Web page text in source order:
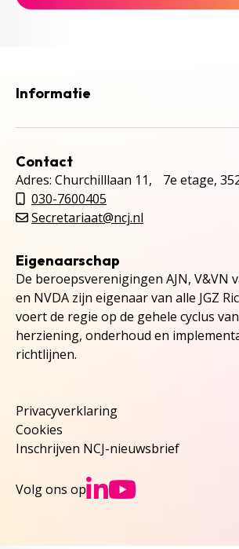
Informatie
Contact
Adres: Churchilllaan 11, 7e etage,
030-7600405
Secretariaat@ncj.nl
Eigenaarschap
De beroepsverenigingen AJN, V&VN
en NVDA zijn eigenaar van alle JGZ
voert de regie op de gehele cyclus
herziening, onderhoud en
richtlijnen.
Privacyverklaring
Cookies
Inschrijven NCJ-nieuwsbrief
Volg ons op Ga naar